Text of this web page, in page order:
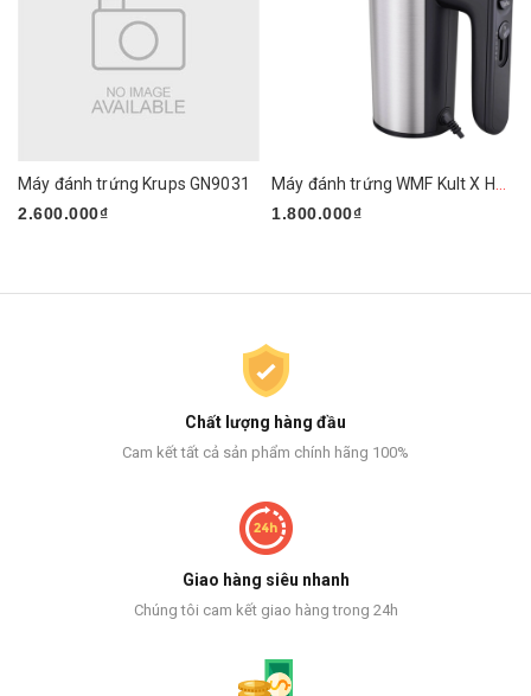
Máy đánh trứng Krups GN9031
2.600.000₫
1.800.000₫
Chất lượng hàng đầu
Cam kết tất cả sản phẩm chính hãng 100%
Giao hàng siêu nhanh
Chúng tôi cam kết giao hàng trong 24h